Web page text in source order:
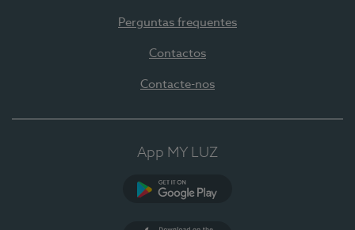
Perguntas frequentes
Contactos
Contacte-nos
App MY LUZ